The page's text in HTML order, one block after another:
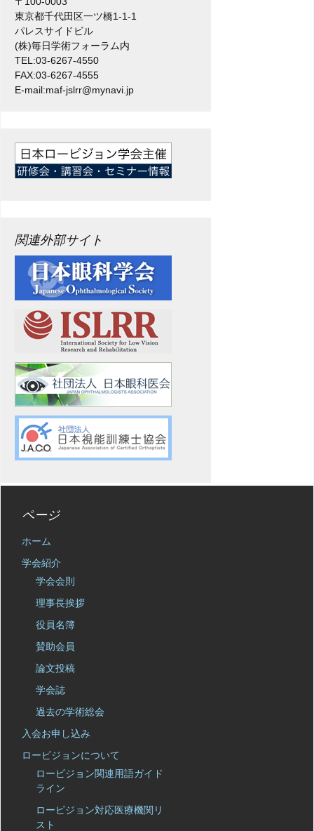
東京都千代田区一ツ橋1-1-1
パレスサイドビル
(株)毎日学術フォーラム内
TEL:03-6267-4550
FAX:03-6267-4555
E-mail:maf-jslrr@mynavi.jp
関連外部サイト
ページ
ホーム
学会紹介
学会会則
理事長挨拶
役員名簿
賛助会員
論文投稿
学会誌
過去の学術総会
入会お申し込み
ロービジョンについて
ロービジョン関連用語ガイド
ライン
ロービジョン対応医療機関リ
スト